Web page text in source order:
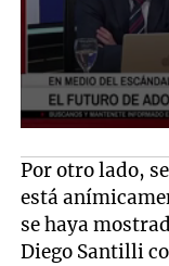
Por otro lado,
está
se haya
Diego Santilli